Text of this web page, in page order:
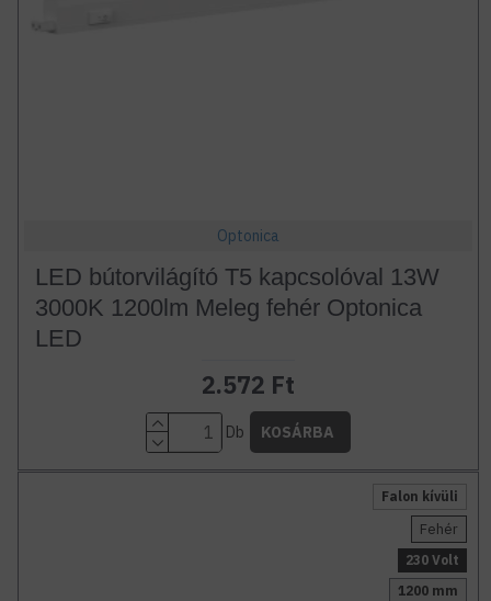
Optonica
LED bútorvilágító T5 kapcsolóval 13W
3000K 1200lm Meleg fehér Optonica
LED
2.572 Ft
Db KOSÁRBA
Falon kívüli
Fehér
230 Volt
1200 mm